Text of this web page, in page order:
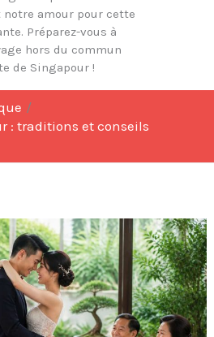
notre amour pour cette
Préparez-vous à
hors du commun
de Singapour !
: traditions et conseils